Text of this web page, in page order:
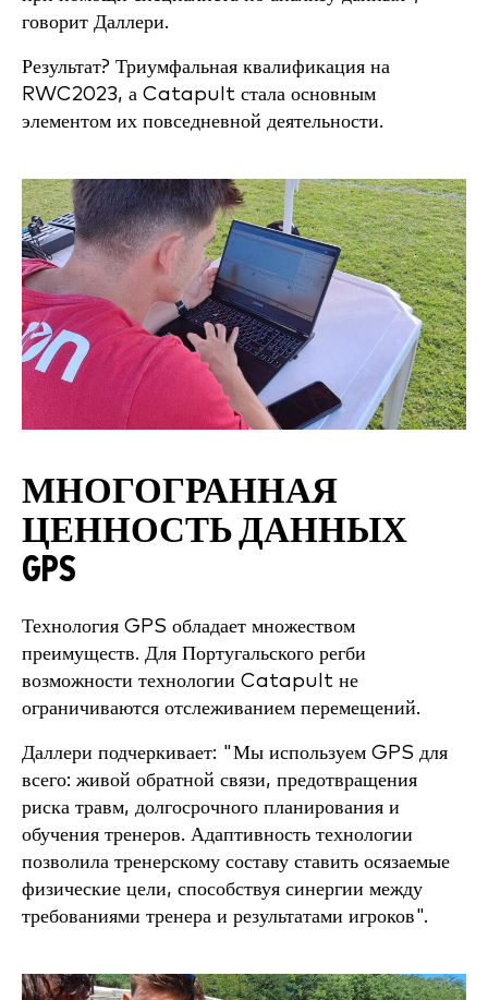
говорит Даллери.
Результат? Триумфальная квалификация на
RWC2023, а Catapult стала основным
элементом их повседневной деятельности.
МНОГОГРАННАЯ
ЦЕННОСТЬ ДАННЫХ
GPS
Технология GPS обладает множеством
преимуществ. Для Португальского регби
возможности технологии Catapult не
ограничиваются отслеживанием перемещений.
Даллери подчеркивает: "Мы используем GPS для
всего: живой обратной связи, предотвращения
риска травм, долгосрочного планирования и
обучения тренеров. Адаптивность технологии
позволила тренерскому составу ставить осязаемые
физические цели, способствуя синергии между
требованиями тренера и результатами игроков".